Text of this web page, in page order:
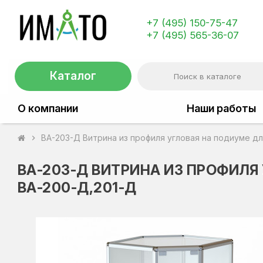
+7 (495) 150-75-47
+7 (495) 565-36-07
Каталог
О компании Наши работы
chevron_right ВА-203-Д Витрина из профиля угловая на подиуме
ВА-203-Д ВИТРИНА ИЗ
ВА-200-Д,201-Д